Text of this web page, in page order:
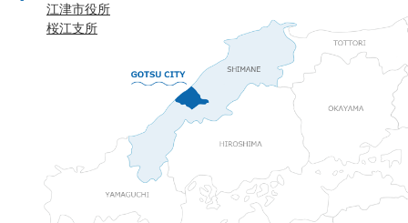
江津市役所
桜江支所